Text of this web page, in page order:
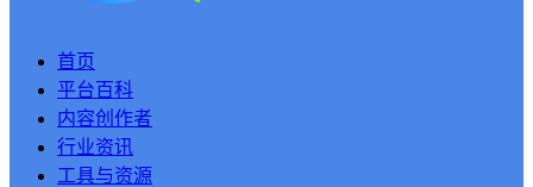
首页
平台百科
内容创作者
行业资讯
工具与资源